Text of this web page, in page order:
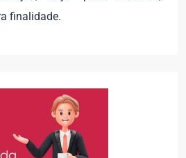
finalidade.